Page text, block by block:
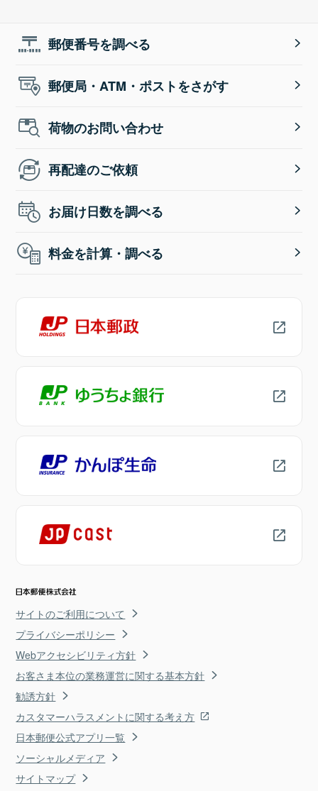
郵便番号を調べる
郵便局・ATM・ポストをさがす
荷物のお問い合わせ
再配達のご依頼
お届け日数を調べる
料金を計算・調べる
サイトのご利用について
プライバシーポリシー
Webアクセシビリティ方針
お客さま本位の業務運営に関する基本方針
勧誘方針
カスタマーハラスメントに関する考え方
日本郵便公式アプリ一覧
ソーシャルメディア
サイトマップ